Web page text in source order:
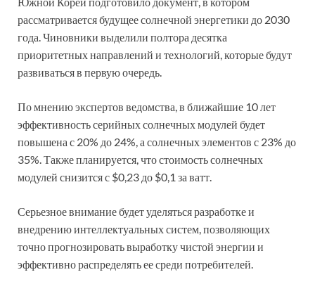
рассматривается будущее солнечной энергетики до 2030
года. Чиновники выделили полтора десятка
приоритетных направлений и технологий, которые будут
развиваться в первую очередь.
По мнению экспертов ведомства, в ближайшие 10 лет
эффективность серийных солнечных модулей будет
повышена с 20% до 24%, а солнечных элементов с 23% до
35%. Также планируется, что стоимость солнечных
модулей снизится с $0,23 до $0,1 за ватт.
Серьезное внимание будет уделяться разработке и
внедрению интеллектуальных систем, позволяющих
точно прогнозировать выработку чистой энергии и
эффективно распределять ее среди потребителей.